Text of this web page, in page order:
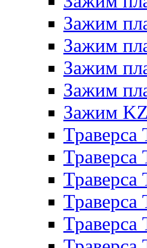
Зажим
Зажим
Зажим
Зажим
Зажим